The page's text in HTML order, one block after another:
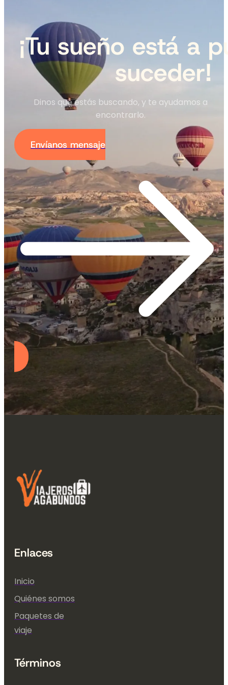
¡Tu sueño está a
suceder!
Dinos qué estás buscando, y te ayudamos a
encontrarlo.
Envíanos mensaje
Enlaces
Inicio
Quiénes somos
Paquetes de
viaje
Términos